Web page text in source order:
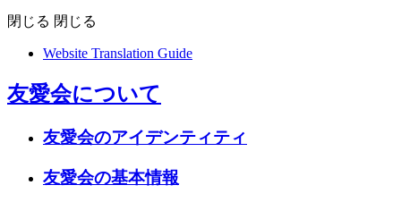
閉じる 閉じる
Website Translation Guide
友愛会について
友愛会のアイデンティティ
友愛会の基本情報